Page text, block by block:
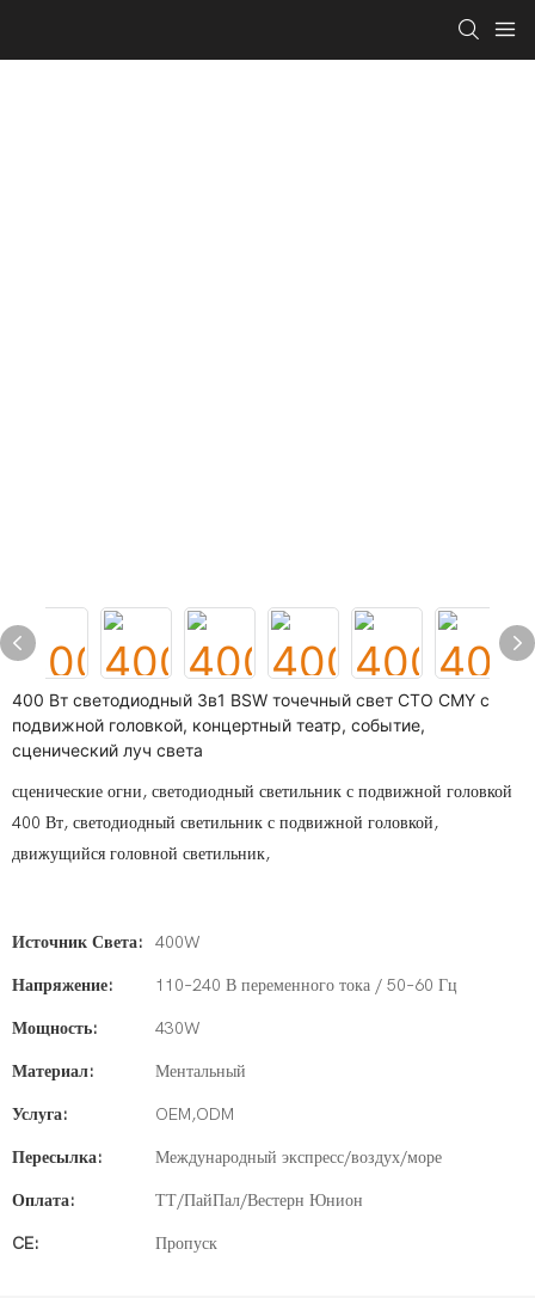
400 Вт светодиодный 3в1 BSW точечный свет CTO CMY с
подвижной головкой, концертный театр, событие,
сценический луч света
сценические огни, светодиодный светильник с подвижной головкой
400 Вт, светодиодный светильник с подвижной головкой,
движущийся головной светильник,
Источник Света: 400W
Напряжение: 110–240 В переменного тока / 50–60 Гц
Мощность: 430W
Материал: Ментальный
Услуга: OEM,ODM
Пересылка: Международный экспресс/воздух/море
Оплата: ТТ/ПайПал/Вестерн Юнион
CE: Пропуск